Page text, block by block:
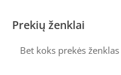
Prekių ženklai